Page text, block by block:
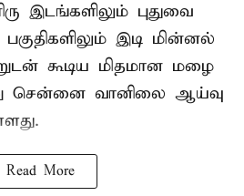
இடங்களிலும் புதுவை
இடி மின்னல்
கூடிய மிதமான மழை
சென்னை வானிலை ஆய்வு
Read More